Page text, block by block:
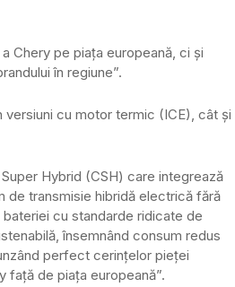
Chery pe piața europeană, ci și
în regiune”.
versiuni cu motor termic (ICE), cât și
Hybrid (CSH) care integrează
de transmisie hibridă electrică fără
cu standarde ridicate de
însemnând consum redus
perfect cerințelor pieței
față de piața europeană”.